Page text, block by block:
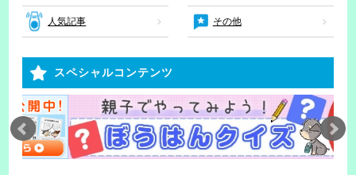
人気記事 その他
スペシャルコンテンツ